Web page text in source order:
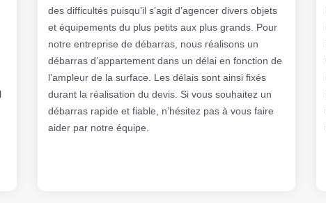
des difficultés puisqu’il s’agit d’agencer divers objets
et équipements du plus petits aux plus grands. Pour
notre entreprise de débarras, nous réalisons un
débarras d’appartement dans un délai en fonction de
l’ampleur de la surface. Les délais sont ainsi fixés
durant la réalisation du devis. Si vous souhaitez un
débarras rapide et fiable, n’hésitez pas à vous faire
aider par notre équipe.